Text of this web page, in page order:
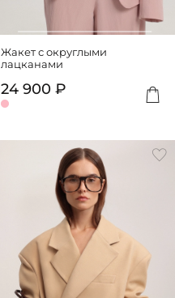
Жакет с округлыми
лацканами
24 900 ₽